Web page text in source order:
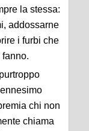
la stessa:
addossarne
i furbi che
chi non
chiama